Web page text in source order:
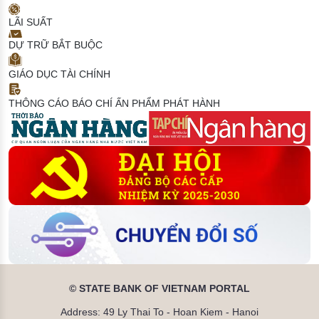
LÃI SUẤT
DỰ TRỮ BẮT BUỘC
GIÁO DỤC TÀI CHÍNH
THÔNG CÁO BÁO CHÍ ẤN PHẨM PHÁT HÀNH
© STATE BANK OF VIETNAM PORTAL
Address: 49 Ly Thai To - Hoan Kiem - Hanoi